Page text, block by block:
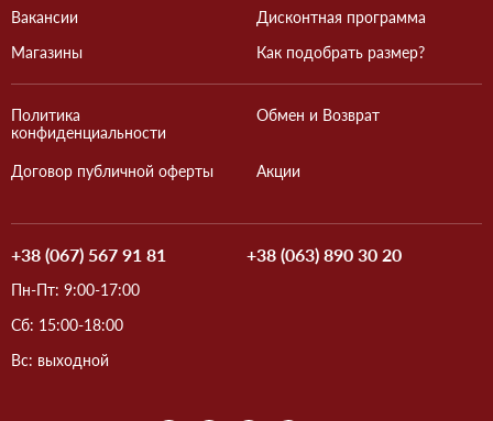
Вакансии
Магазины
Дисконтная программа
Как подобрать размер?
Политика
конфиденциальности
Договор публичной оферты
Обмен и Возврат
Акции
+38 (067) 567 91 81 +38 (063) 890 30 20
Пн-Пт: 9:00-17:00
Сб: 15:00-18:00
Вс: выходной